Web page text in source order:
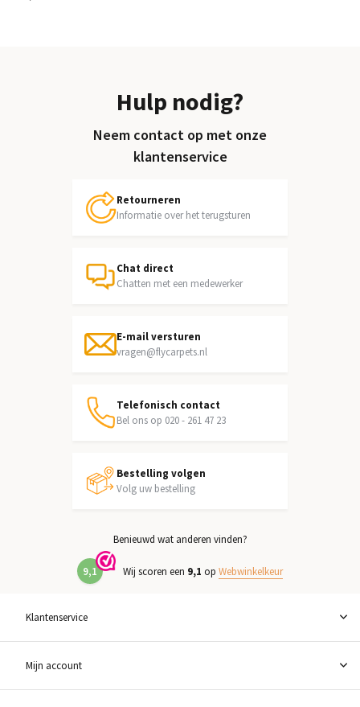
Hulp nodig?
Neem contact op met onze
klantenservice
Retourneren
Informatie over het terugsturen
Chat direct
Chatten met een medewerker
E-mail versturen
vragen@flycarpets.nl
Telefonisch contact
Bel ons op 020 - 261 47 23
Bestelling volgen
Volg uw bestelling
Benieuwd wat anderen vinden?
9,1 Wij scoren een 9,1 op Webwinkelkeur
Klantenservice
Mijn account